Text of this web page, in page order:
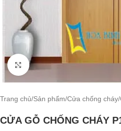
Click to enlarge
Trang chủ/Sản phẩm/Cửa chống cháy/
CỬA GỖ CHỐNG CHÁY